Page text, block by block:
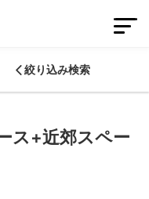
する
絞り込み検索
ス+近郊スペー